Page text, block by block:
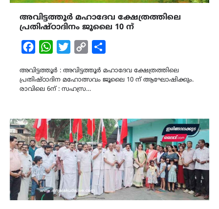
അവിട്ടത്തൂർ മഹാദേവ ക്ഷേത്രത്തിലെ
പ്രതിഷ്ഠാദിനം ജൂലൈ 10 ന്
FacebookWhatsAppTwitterCopy
അവിട്ടത്തൂർ : അവിട്ടത്തൂർ മഹാദേവ ക്ഷേത്രത്തിലെ
പ്രതിഷ്ഠാദിന മഹോത്സവം ജൂലൈ 10 ന് ആഘോഷിക്കും.
രാവിലെ 6ന് : സഹസ്ര…